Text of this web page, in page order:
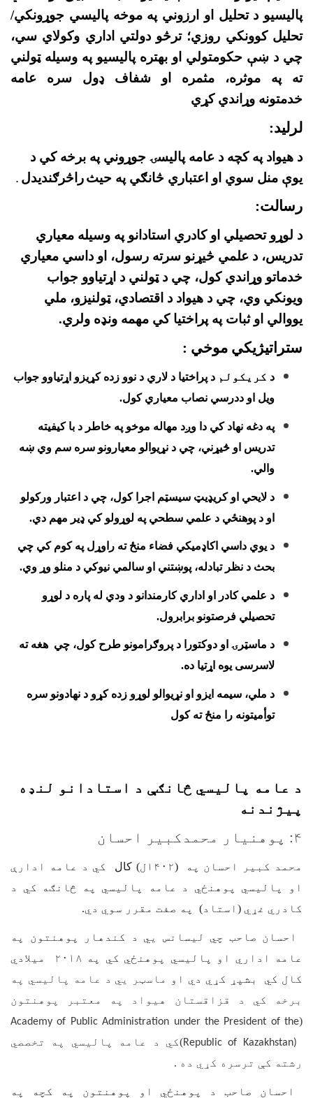
پالیسیو د تحلیل او ارزوني په موخه پالیسي جوړونکي/
تحلیل کوونکي روزي؛ ترڅو دولتي اداري وکولاي سي،
چي د ښې حکومتولي او بهتره پالیسیو په وسیله ټولني
ته په موثره، مثمره او شفاف ډول سره عامه
خدمتونه وړاندي کړي
لرليد:
د هيواد په کچه د عامه پاليسۍ جوړوني په برخه کي د
يوې منل سوي او اعتباري څانګي په حيثراڅرګنديدل .
رسالت:
د لوړو تحصيلي او کادري استادانو په وسيله معياري
تدريس، د علمي څيړنو سرته رسول، او داسي معياري
خدماتو وړاندي کول، چي د ټولني د اړتياوو جواب
ويونکي وي، چي د هيواد د اقتصادي، ټولنيزو، ملي
يووالي او ثبات په پراختيا کي مهمه ونډه ولري.
ستراتیژیکي موخي :
د کریکولم د پراختيا د لاري د نوو زده کړيزو اړتياوو جواب
ويل او ددرسي نصاب معياري کول.
په دغه نهاد کي دا وږد مهاله موخو په خاطر د با کيفيته
تدريس او څيړني، چي د نړيوالو معيارونو سره سم وي ښه
والي.
د لايحي او کريډيټ سيسټم اجرا کول، چي د اعتبار ورکولو
او د پوهنځي د علمي سطحي په لوړولو کي ډير مهم دي.
د يوي داسي اکاډميکي فضاء منځ ته راوړل په کوم کي چي
بحث د نظر تبادله، پوښتني او سالمي نيوکي د منلو وړ وي.
د علمي کادر او اداري کارمندانو د ودي له پاره د لوړو
تحصيلي فرصتونو برابرول.
د ماسټرۍ او دوکتورا د پروګرامونو طرح کول، چي هغه ته
لاسرسی يوه اړتيا ده.
د ملي، سيمه ايزو او نړيوالو لوړو زده کړو د نهادونو سره
توأميتونه را منځ ته کول
د عامه پاليسي څانګې د استادانو لنډه
پیژندنه
۴: پوهنیار محمدکبیر احسان
محمد کبیر احسان په (۱۴۰۲ل) کال
کي د عامه ادارې
او پاليسي پوهنځي د عامه پالیسي په څانګه کي د
کادري غړي (استاد) په صفت مقرر سوي دي.
احسان صاحب چي لیسانس يي د کندهار پوهنتون په
عامه اداري او پالیسي پوهنځي کي په ۲۰۱۸ میلادي
کال کي بشپړ کړي دي او
ماسټر يي د عامه پالیسي په
برخه کي د قزاقستان هیواد په معتبر پوهنتون
(
Academy of Public Administration under the President of the
Republic of Kazakhstan))کي د عامه پالیسي په تخصصي
رشته کې ترسره کړي ده .
احسان صاحب د پوهنځي او پوهنتون په کچه په